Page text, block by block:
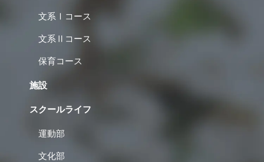
文系Ⅰコース
文系Ⅱコース
保育コース
施設
スクールライフ
運動部
文化部